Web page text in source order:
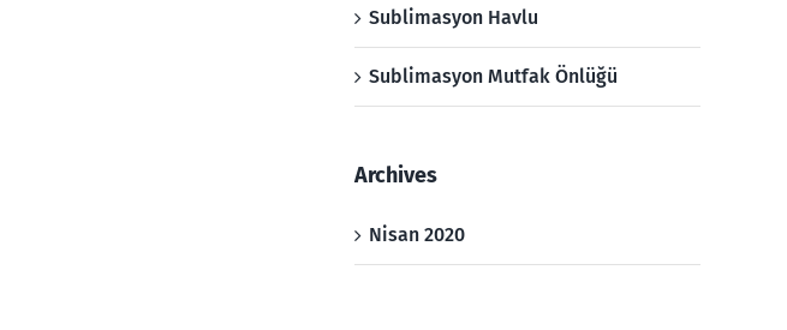
Sublimasyon Havlu
Sublimasyon Mutfak Önlüğü
Archives
Nisan 2020